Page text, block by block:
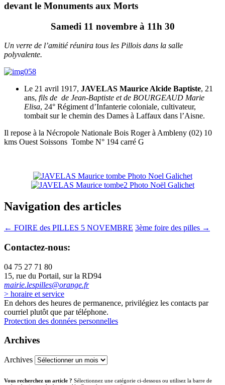
devant le Monuments aux Morts
Samedi 11 novembre à 11h 30
Un verre de l’amitié réunira tous les Pillois dans la salle
polyvalente.
Le 21 avril 1917, JAVELAS Maurice Alcide Baptiste, 21
ans, fils de de Jean-Baptiste et de BOURGEAUD Marie
Elisa, 24° Régiment d’Infanterie coloniale, cultivateur,
tombait sur le chemin des Dames à Laffaux dans l’Aisne.
Il repose à la Nécropole Nationale Bois Roger à Ambleny (02) 10
kms Ouest Soissons Tombe N° 194 carré G
Navigation des articles
← FOIRE des PILLES 5 NOVEMBRE 3ème foire des pilles →
Contactez-nous:
04 75 27 71 80
15, rue du Portail, sur la RD94
mairie.lespilles@orange.fr
> horaire et service
En dehors des heures de permanence, privilégiez les contacts par
courriel plutôt que par téléphone.
Protection des données personnelles
Archives
Archives
Vous recherchez un article ? Sélectionnez une catégorie ci-dessous ou utilisez la barre de